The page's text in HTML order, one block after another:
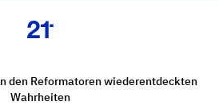
den Reformatoren wiederentdeckten
Wahrheiten